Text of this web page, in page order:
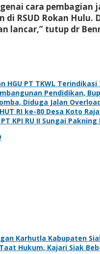
cara pembagian
RSUD Rokan Hulu.
lancar,” tutup dr
HGU PT TKWL
Pendidikan,
Diduga Jalan
RI ke-80 Desa Koto
KPI RU II Sungai
Karhutla Kabupaten
Hukum, Kajari Siak